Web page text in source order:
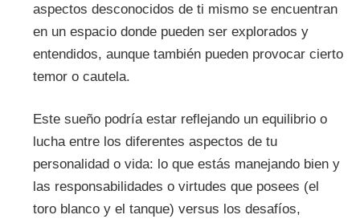
aspectos desconocidos de ti mismo se encuentran
en un espacio donde pueden ser explorados y
entendidos, aunque también pueden provocar cierto
temor o cautela.
Este sueño podría estar reflejando un equilibrio o
lucha entre los diferentes aspectos de tu
personalidad o vida: lo que estás manejando bien y
las responsabilidades o virtudes que posees (el
toro blanco y el tanque) versus los desafíos,